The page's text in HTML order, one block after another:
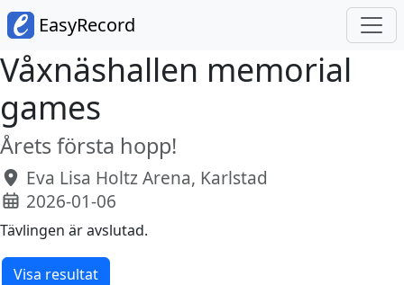
EasyRecord
Våxnäshallen memorial
games
Årets första hopp!
Eva Lisa Holtz Arena, Karlstad
2026-01-06
Tävlingen är avslutad.
Visa resultat